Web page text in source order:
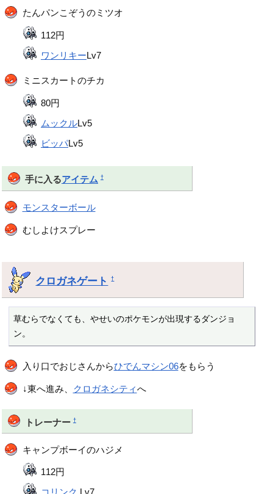
たんパンこぞうのミツオ
112円
ワンリキーLv7
ミニスカートのチカ
80円
ムックルLv5
ビッパLv5
手に入るアイテム †
モンスターボール
むしよけスプレー
クロガネゲート †
草むらでなくても、やせいのポケモンが出現するダンジョ
ン。
入り口でおじさんからひでんマシン06をもらう
↓東へ進み、 クロガネシティへ
トレーナー †
キャンプボーイのハジメ
112円